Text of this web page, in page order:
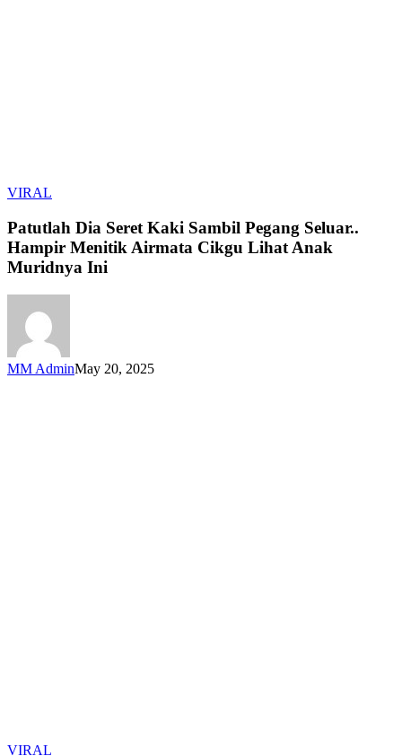
VIRAL
Seret
Kaki
Sambil
Pegang
Menitik
Cikgu
Lihat
Patutlah Dia Seret Kaki Sambil Pegang Seluar..
Hampir Menitik Airmata Cikgu Lihat Anak
Muridnya Ini
MM AdminMay 20, 2025
VIRAL